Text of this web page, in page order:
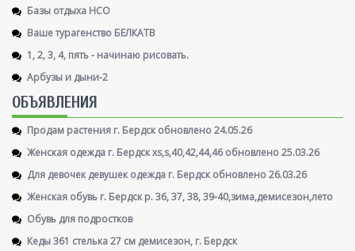
Базы отдыха НСО
Ваше турагенство БЕЛКАТВ
1, 2, 3, 4, пять - начинаю рисовать.
Арбузы и дыни-2
ОБЪЯВЛЕНИЯ
Продам растения г. Бердск обновлено 24.05.26
Женская одежда г. Бердск xs,s,40,42,44,46 обновлено 25.03.26
Для девочек девушек одежда г. Бердск обновлено 26.03.26
Женская обувь г. Бердск р. 36, 37, 38, 39-40,зима,демисезон,лето
Обувь для подростков
Кеды 361 стелька 27 см демисезон, г. Бердск